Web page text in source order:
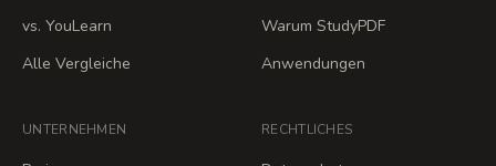
vs. YouLearn
Alle Vergleiche
Warum StudyPDF
Anwendungen
UNTERNEHMEN RECHTLICHES